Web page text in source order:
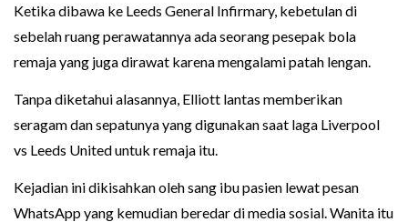
Ketika dibawa ke Leeds General Infirmary, kebetulan di
sebelah ruang perawatannya ada seorang pesepak bola
remaja yang juga dirawat karena mengalami patah lengan.
Tanpa diketahui alasannya, Elliott lantas memberikan
seragam dan sepatunya yang digunakan saat laga Liverpool
vs Leeds United untuk remaja itu.
Kejadian ini dikisahkan oleh sang ibu pasien lewat pesan
WhatsApp yang kemudian beredar di media sosial. Wanita itu